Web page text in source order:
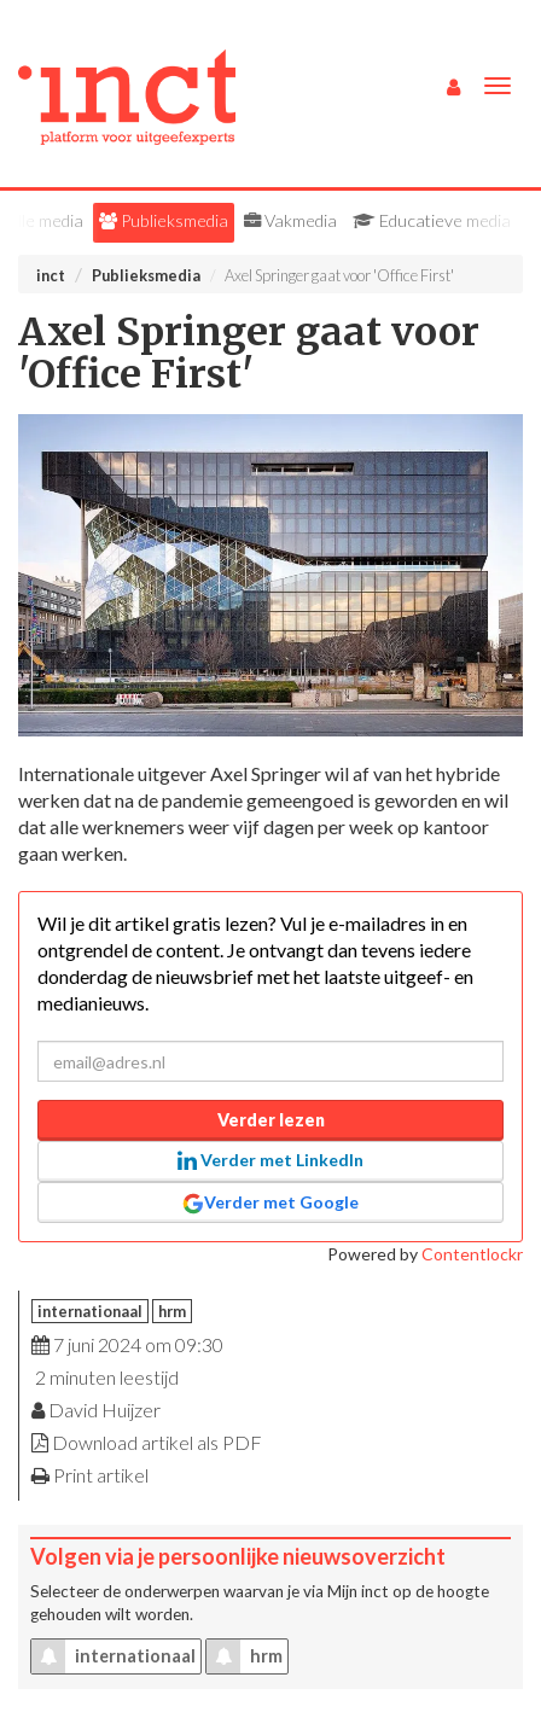
Alle media Publieksmedia Vakmedia Educatieve media
inct Publieksmedia Axel Springer gaat voor 'Office First'
Axel Springer gaat voor
'Office First'
Internationale uitgever Axel Springer wil af van het hybride
werken dat na de pandemie gemeengoed is geworden en wil
dat alle werknemers weer vijf dagen per week op kantoor
gaan werken.
Wil je dit artikel gratis lezen? Vul je e-mailadres in en
ontgrendel de content. Je ontvangt dan tevens iedere
donderdag de nieuwsbrief met het laatste uitgeef- en
medianieuws.
Verder lezen
Verder met LinkedIn
Verder met Google
Powered byContentlockr
internationaal hrm
7 juni 2024 om 09:30
2 minuten leestijd
David Huijzer
Download artikel als PDF
Print artikel
Volgen via je persoonlijke nieuwsoverzicht
Selecteer de onderwerpen waarvan je via Mijn inct op de hoogte
gehouden wilt worden.
internationaal hrm